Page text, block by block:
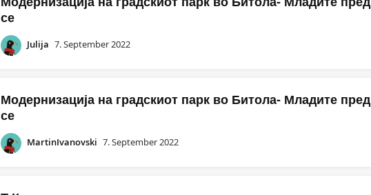
се
Julija 7. September 2022
Модернизација на градскиот парк во Битола- Младите пред
се
MartinIvanovski 7. September 2022